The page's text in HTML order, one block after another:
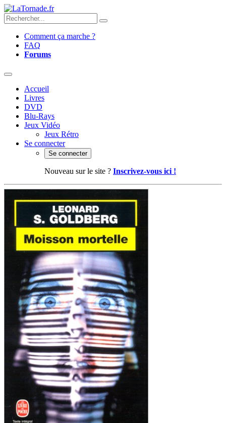
Comment ça marche ?
FAQ
Forums
Accueil
Livres
DVD
Blu-Rays
Jeux Vidéo
Jeux Rétro
Se connecter
Se connecter
Nouveau sur le site ? Inscrivez-vous ici !